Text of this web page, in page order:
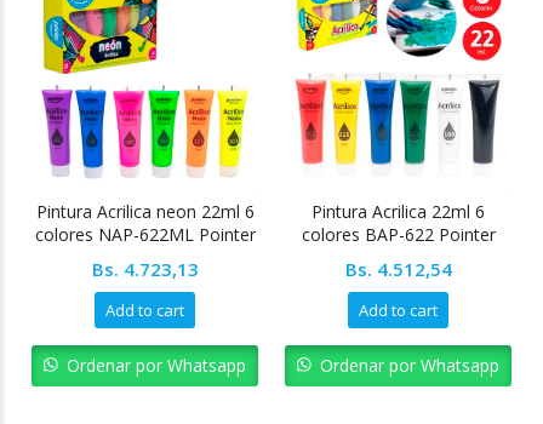
Pintura Acrilica neon 22ml 6
colores NAP-622ML Pointer
Bs. 4.723,13
Add to cart
Ordenar por Whatsapp
Pintura Acrilica 22ml 6
colores BAP-622 Pointer
Bs. 4.512,54
Add to cart
Ordenar por Whatsapp